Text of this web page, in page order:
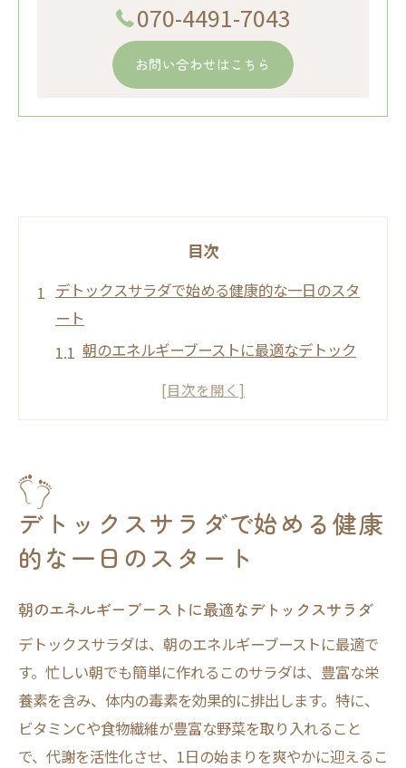
070-4491-7043
お問い合わせはこちら
目次
デトックスサラダで始める健康的な一日のスタ
ート
朝のエネルギーブーストに最適なデトック
れる理由
デトックスサラダの栄養バランスで一日を
朝のデトックスサラダで代謝を活性化
新鮮野菜とフルーツのパワーで体内をクリーン
アップ
野菜とフルーツの組み合わせがもたらすデ
トックス効果
デトックスサラダで始める健康
的な一日のスタート
朝のエネルギーブーストに最適なデトックスサラダ
デトックスサラダは、朝のエネルギーブーストに最適で
す。忙しい朝でも簡単に作れるこのサラダは、豊富な栄
養素を含み、体内の毒素を効果的に排出します。特に、
ビタミンCや食物繊維が豊富な野菜を取り入れること
で、代謝を活性化させ、1日の始まりを爽やかに迎えるこ